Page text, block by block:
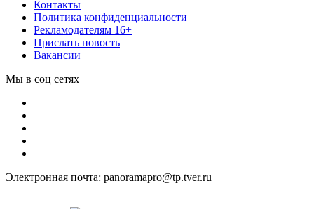
Контакты
Политика конфиденциальности
Рекламодателям 16+
Прислать новость
Вакансии
Мы в соц сетях
Электронная почта: panoramapro@tp.tver.ru